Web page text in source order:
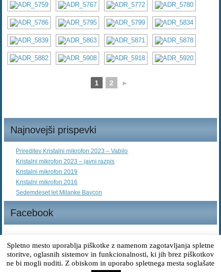
1 2 ►
Najnovejši prispevki
Prireditev Kristalni mikrofon 2023 – Vabilo
Kristalni mikrofon 2023 – javni razpis
Kristalni mikrofon 2019
Kristalni mikrofon 2016
Sedemdeset let Milanke Bavcon
Facebook
© 2014. Vse pravice pridržane
Spletno mesto uporablja piškotke z namenom zagotavljanja spletne
storitve, oglasnih sistemov in funkcionalnosti, ki jih brez piškotkov
ne bi mogli nuditi. Z obiskom in uporabo spletnega mesta soglašate